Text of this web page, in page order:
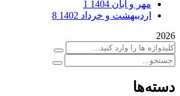
مهر و آبان 1404
1
اردیبهشت و خرداد 1402
8
2026
دسته‌ها